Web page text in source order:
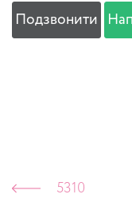
Подзвонити
5310